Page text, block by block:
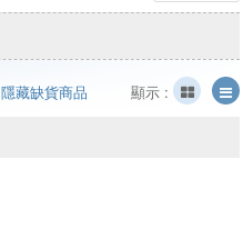
隱藏缺貨商品 顯示 :